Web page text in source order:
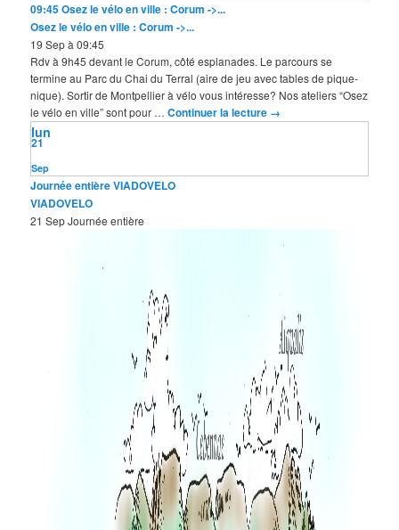
09:45Osez le vélo en ville : Corum ->...
Osez le vélo en ville : Corum ->...
19 Sep à 09:45
Rdv à 9h45 devant le Corum, côté esplanades. Le parcours se
termine au Parc du Chai du Terral (aire de jeu avec tables de pique-
nique). Sortir de Montpellier à vélo vous intéresse? Nos ateliers “Osez
le vélo en ville” sont pour …Continuer la lecture →
Sep
21
lun
Journée entièreVIADOVELO
VIADOVELO
21 SepJournée entière